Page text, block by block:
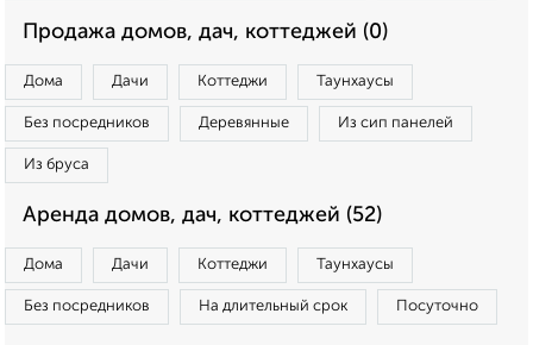
Продажа домов, дач, коттеджей (0)
Дома Дачи Коттеджи Таунхаусы
Без посредников Деревянные Из сип панелей
Из бруса
Аренда домов, дач, коттеджей (52)
Дома Дачи Коттеджи Таунхаусы
Без посредников На длительный срок Посуточно